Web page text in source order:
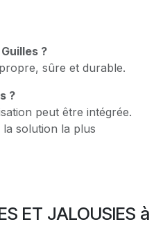
?
sûre et durable.
?
peut être intégrée.
solution la plus
ET JALOUSIES à